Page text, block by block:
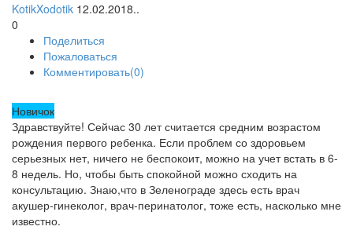
KotikXodotik 12.02.2018..
0
Поделиться
Пожаловаться
Комментировать(0)
Новичок
Здравствуйте! Сейчас 30 лет считается средним возрастом
рождения первого ребенка. Если проблем со здоровьем
серьезных нет, ничего не беспокоит, можно на учет встать в 6-
8 недель. Но, чтобы быть спокойной можно сходить на
консультацию. Знаю,что в Зеленограде здесь есть врач
акушер-гинеколог, врач-перинатолог, тоже есть, насколько мне
известно.